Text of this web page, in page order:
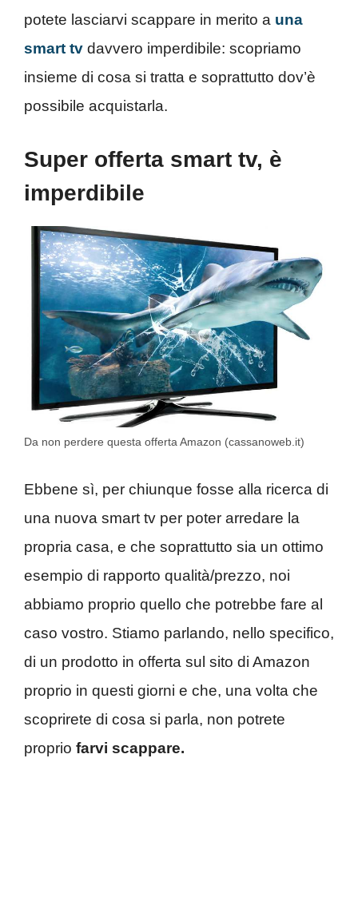
potete lasciarvi scappare in merito a una
smart tv davvero imperdibile: scopriamo
insieme di cosa si tratta e soprattutto dov’è
possibile acquistarla.
Super offerta smart tv, è
imperdibile
Da non perdere questa offerta Amazon (cassanoweb.it)
Ebbene sì, per chiunque fosse alla ricerca di
una nuova smart tv per poter arredare la
propria casa, e che soprattutto sia un ottimo
esempio di rapporto qualità/prezzo, noi
abbiamo proprio quello che potrebbe fare al
caso vostro. Stiamo parlando, nello specifico,
di un prodotto in offerta sul sito di Amazon
proprio in questi giorni e che, una volta che
scoprirete di cosa si parla, non potrete
proprio farvi scappare.